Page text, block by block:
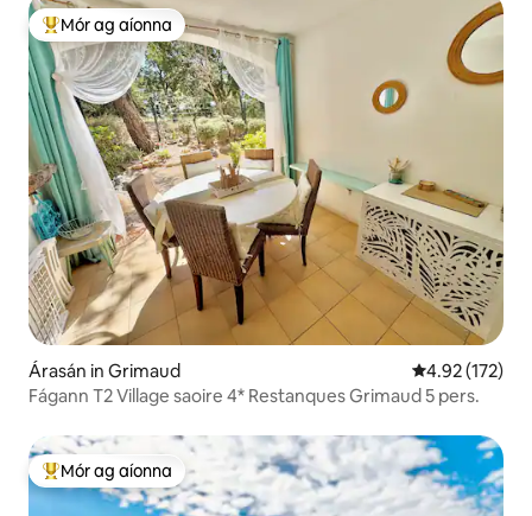
An-mhór ag aíonna
Mór ag aíonna
Árasán in Grimaud Meánrátáil
4.92 (172)
Fágann T2 Village saoire 4* Restanques Grimaud 5 pers.
An-mhór ag aíonna
Mór ag aíonna